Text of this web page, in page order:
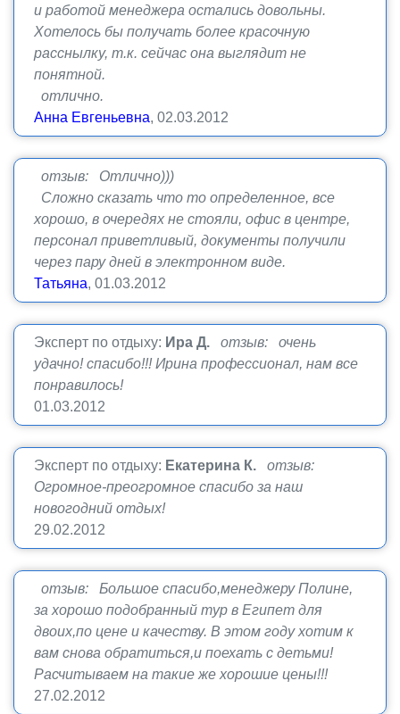
и работой менеджера остались довольны.
Хотелось бы получать более красочную
расснылку, т.к. сейчас она выглядит не
понятной.
отлично.
Анна Евгеньевна, 02.03.2012
отзыв: Отлично)))
Сложно сказать что то определенное, все
хорошо, в очередях не стояли, офис в центре,
персонал приветливый, документы получили
через пару дней в электронном виде.
Татьяна, 01.03.2012
Эксперт по отдыху: Ира Д.
отзыв: очень
удачно! спасибо!!! Ирина профессионал, нам все
понравилось!
01.03.2012
Эксперт по отдыху: Екатерина К.
отзыв:
Огромное-преогромное спасибо за наш
новогодний отдых!
29.02.2012
отзыв: Большое спасибо,менеджеру Полине,
за хорошо подобранный тур в Египет для
двоих,по цене и качеству. В этом году хотим к
вам снова обратиться,и поехать с детьми!
Расчитываем на такие же хорошие цены!!!
27.02.2012